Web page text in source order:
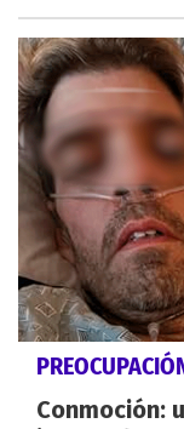
Conmoción: